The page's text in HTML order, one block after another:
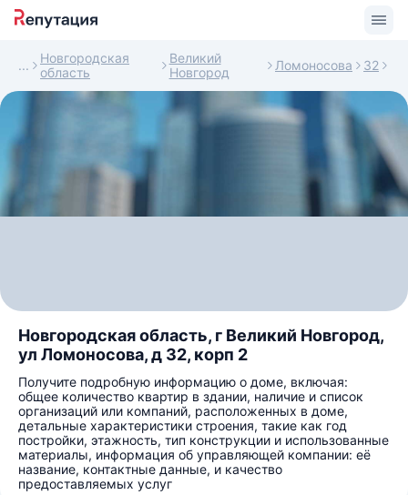
Новгородская
область
Великий
Новгород
Ломоносова 32
Новгородская область, г Великий Новгород,
ул Ломоносова, д 32, корп 2
Получите подробную информацию о доме, включая:
общее количество квартир в здании, наличие и список
организаций или компаний, расположенных в доме,
детальные характеристики строения, такие как год
постройки, этажность, тип конструкции и использованные
материалы, информация об управляющей компании: её
название, контактные данные, и качество
предоставляемых услуг